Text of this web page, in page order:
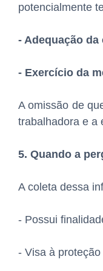
potencialmente
- Adequação
- Exercício da
A omissão de
trabalhadora e a
5. Quando a
A coleta dessa
- Possui
- Visa à